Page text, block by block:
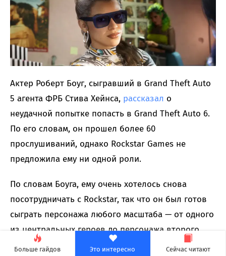
Больше гайдов Это интересно Сейчас читают
Актер Роберт Боуг, сыгравший в Grand Theft Auto
5 агента ФРБ Стива Хейнса, рассказал о
неудачной попытке попасть в Grand Theft Auto 6.
По его словам, он прошел более 60
прослушиваний, однако Rockstar Games не
предложила ему ни одной роли.
По словам Боуга, ему очень хотелось снова
посотрудничать с Rockstar, так что он был готов
сыграть персонажа любого масштаба — от одного
из центральных героев до персонажа второго
или даже третьего плана. Ничего не вышло.